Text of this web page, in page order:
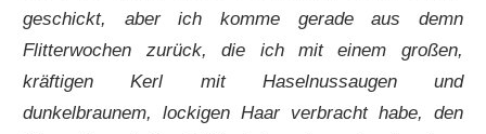
geschickt, aber ich komme gerade aus demn
Flitterwochen zurück, die ich mit einem großen,
kräftigen Kerl mit Haselnussaugen und
dunkelbraunem, lockigen Haar verbracht habe, den